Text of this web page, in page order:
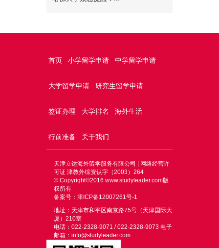
首页 小学留学申请 中学留学申请
大学留学申请 研究生留学申请
签证办理 大学排名 海外生活
行前准备 关于我们
天津立达海外留学服务有限公司 | 网络经营许
可证 津教外综资认字（2003）264
© Copyright©2016 www.studyleader.com版
权所有
备案号：津ICP备12007261号-1
地址：天津市和平区南京路75号（天津国际大
厦）210室
电话：022-2328-9071 / 022-2328-9073 电子
邮箱：info@studyleader.com